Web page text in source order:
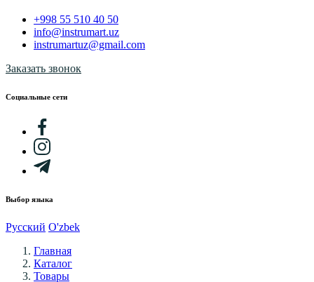
+998 55 510 40 50
info@instrumart.uz
instrumartuz@gmail.com
Заказать звонок
Социальные сети
Выбор языка
Русский O'zbek
Главная
Каталог
Товары